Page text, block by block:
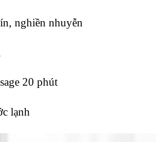
nghiền nhuyễn
20 phút
lạnh